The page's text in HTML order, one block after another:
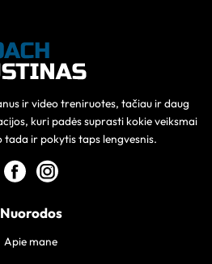
ir video treniruotes, tačiau ir daug
kuri padės suprasti kokie veiksmai
ir pokytis taps lengvesnis.
Nuorodos
Apie mane